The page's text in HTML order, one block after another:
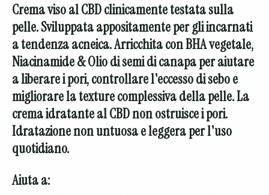
Crema viso al CBD clinicamente testata sulla
pelle.Sviluppata appositamente per gli incarnati
a tendenza acneica. Arricchita con BHA vegetale,
Niacinamide & Olio di semi di canapa per aiutare
a liberare i pori, controllare l'eccesso di sebo e
migliorare la texture complessiva della pelle. La
crema idratante al CBD non ostruisce i pori.
Idratazione non untuosa e leggera per l'uso
quotidiano.
Aiuta a: